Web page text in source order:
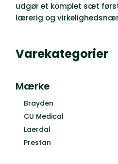
udgør et komplet sæt
lærerig og
Varekategorier
Mærke
Brayden
CU Medical
Laerdal
Prestan